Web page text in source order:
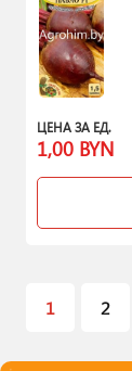
ЦЕНА ЗА ЕД.
1,00 BYN
1 2